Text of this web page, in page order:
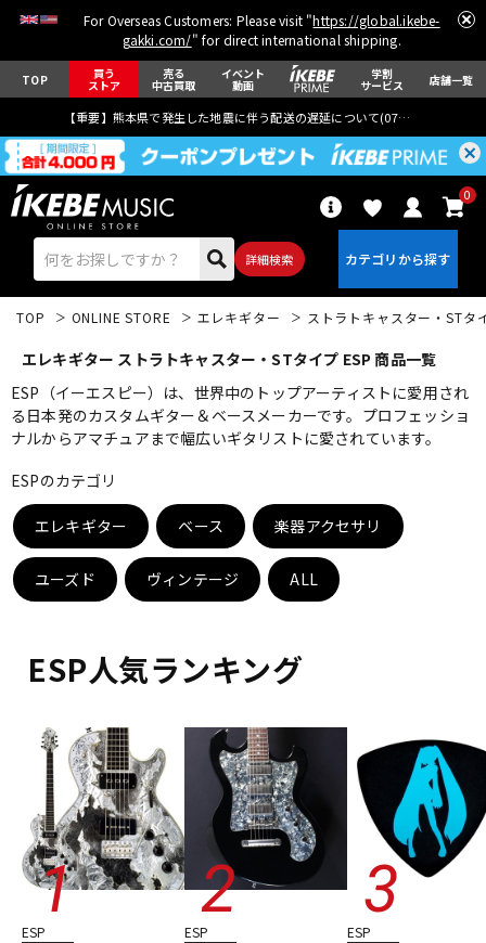
For Overseas Customers: Please visit "https://global.ikebe-
gakki.com/" for direct international shipping.
TOP 買う
ストア
売る
中古買取
イベント
動画
学割
サービス 店舗一覧
【重要】熊本県で発生した地震に伴う配送の遅延について(07月29日
詳細検索
0
エレキギター アコギ/エレアコ
ベース ウクレレ
ドラム パーカッション
キーボード
管楽器 その他楽器
アンプ エフェクター
TOP ONLINE STORE エレキギター ストラトキャスター・STタ
エレキギター ストラトキャスター・STタイプ ESP 商品一覧
ESP（イーエスピー）は、世界中のトップアーティストに愛用され
る日本発のカスタムギター＆ベースメーカーです。プロフェッショ
ナルからアマチュアまで幅広いギタリストに愛されています。
ESPのカテゴリ
エレキギター ベース 楽器アクセサリ
ユーズド ヴィンテージ ALL
ESP人気ランキング
ESP ESP ESP